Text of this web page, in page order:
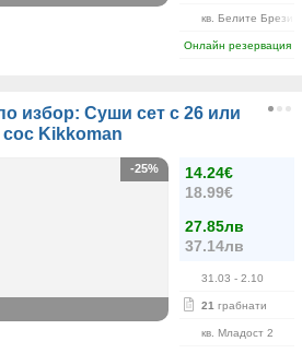
кв. Белите Брези
Онлайн резервация
избор: Суши сет с 26 или
Kikkoman
14.24€
18.99€
27.85лв
37.14лв
31.03 - 2.10
21 грабнати
кв. Младост 2
-25%